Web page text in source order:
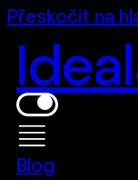
Přeskočit na
Blog